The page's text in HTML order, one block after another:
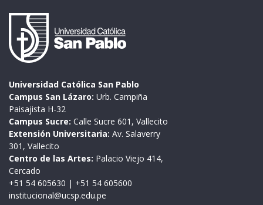
Universidad Católica San Pablo
Campus San Lázaro: Urb. Campiña
Paisajista H-32
Campus Sucre: Calle Sucre 601, Vallecito
Extensión Universitaria: Av. Salaverry
301, Vallecito
Centro de las Artes: Palacio Viejo 414,
Cercado
+51 54 605630 | +51 54 605600
institucional@ucsp.edu.pe